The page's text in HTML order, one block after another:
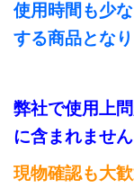
使用時間も少
する商品となり
弊社で使用上
に含まれません
現物確認も大歓